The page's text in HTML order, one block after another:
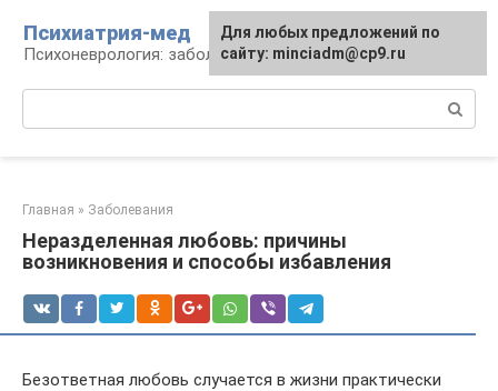
контенту
Психиатрия-мед
Психоневрология: заболевания и терапия
Главная » Заболевания
Неразделенная любовь: причины
возникновения и способы избавления
Безответная любовь случается в жизни практически
Для любых предложений по
сайту: minciadm@cp9.ru